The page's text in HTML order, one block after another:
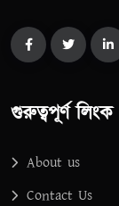
গুরুত্বপূর্ণ লিংক
About us
Contact Us